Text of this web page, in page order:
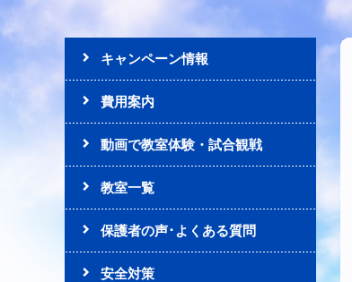
キャンペーン情報
費用案内
動画で教室体験・試合観戦
教室一覧
保護者の声･よくある質問
安全対策